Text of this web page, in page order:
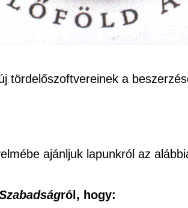
tördelőszoftvereinek a
ajánljuk lapunkról az
ról, hogy: